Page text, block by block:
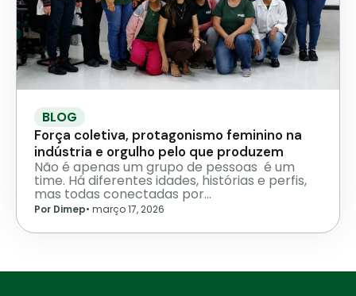
BLOG
Força coletiva, protagonismo feminino na
indústria e orgulho pelo que produzem
Não é apenas um grupo de pessoas é um
time. Há diferentes idades, histórias e perfis,
mas todas conectadas por…
Por Dimep• março 17, 2026